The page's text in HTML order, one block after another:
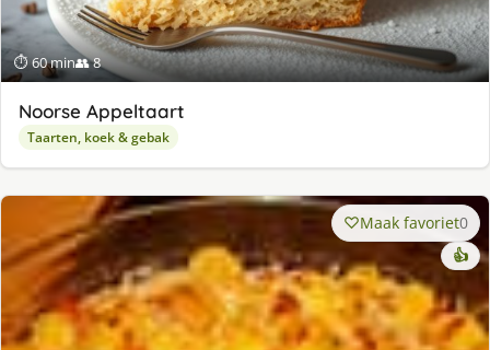
⏱ 60 min👥 8
Noorse Appeltaart
Taarten, koek & gebak
Maak favoriet0
👍